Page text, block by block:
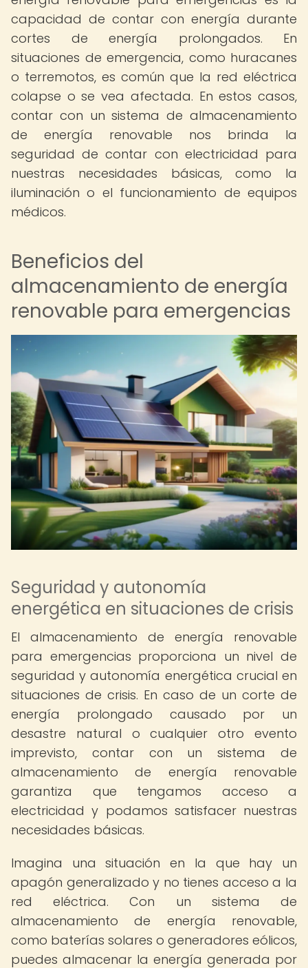
capacidad de contar con energía durante
cortes de energía prolongados. En
situaciones de emergencia, como huracanes
o terremotos, es común que la red eléctrica
colapse o se vea afectada. En estos casos,
contar con un sistema de almacenamiento
de energía renovable nos brinda la
seguridad de contar con electricidad para
nuestras necesidades básicas, como la
iluminación o el funcionamiento de equipos
médicos.
Beneficios del
almacenamiento de energía
renovable para emergencias
Seguridad y autonomía
energética en situaciones de crisis
El almacenamiento de energía renovable
para emergencias proporciona un nivel de
seguridad y autonomía energética crucial en
situaciones de crisis. En caso de un corte de
energía prolongado causado por un
desastre natural o cualquier otro evento
imprevisto, contar con un sistema de
almacenamiento de energía renovable
garantiza que tengamos acceso a
electricidad y podamos satisfacer nuestras
necesidades básicas.
Imagina una situación en la que hay un
apagón generalizado y no tienes acceso a la
red eléctrica. Con un sistema de
almacenamiento de energía renovable,
como baterías solares o generadores eólicos,
puedes almacenar la energía generada por